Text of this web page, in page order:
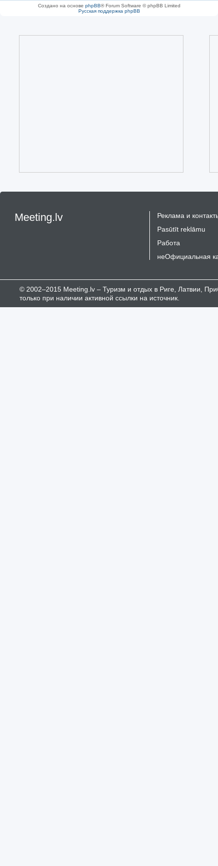
Создано на основе phpBB® Forum Software © phpBB Limited
Русская поддержка phpBB
Meeting.lv
Реклама и
Pasūtīt reklāmu
Работа
неОфициальная
© 2002–2015 Meeting.lv – Туризм и отдых в Риге, Латвии,
только при наличии активной ссылки на источник.